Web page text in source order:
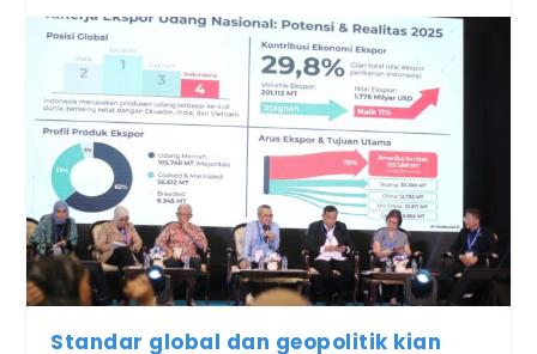
Standar global dan geopolitik kian